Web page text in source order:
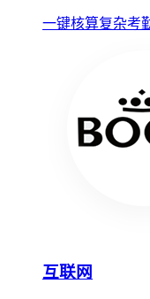
一键核算复杂考
互联网